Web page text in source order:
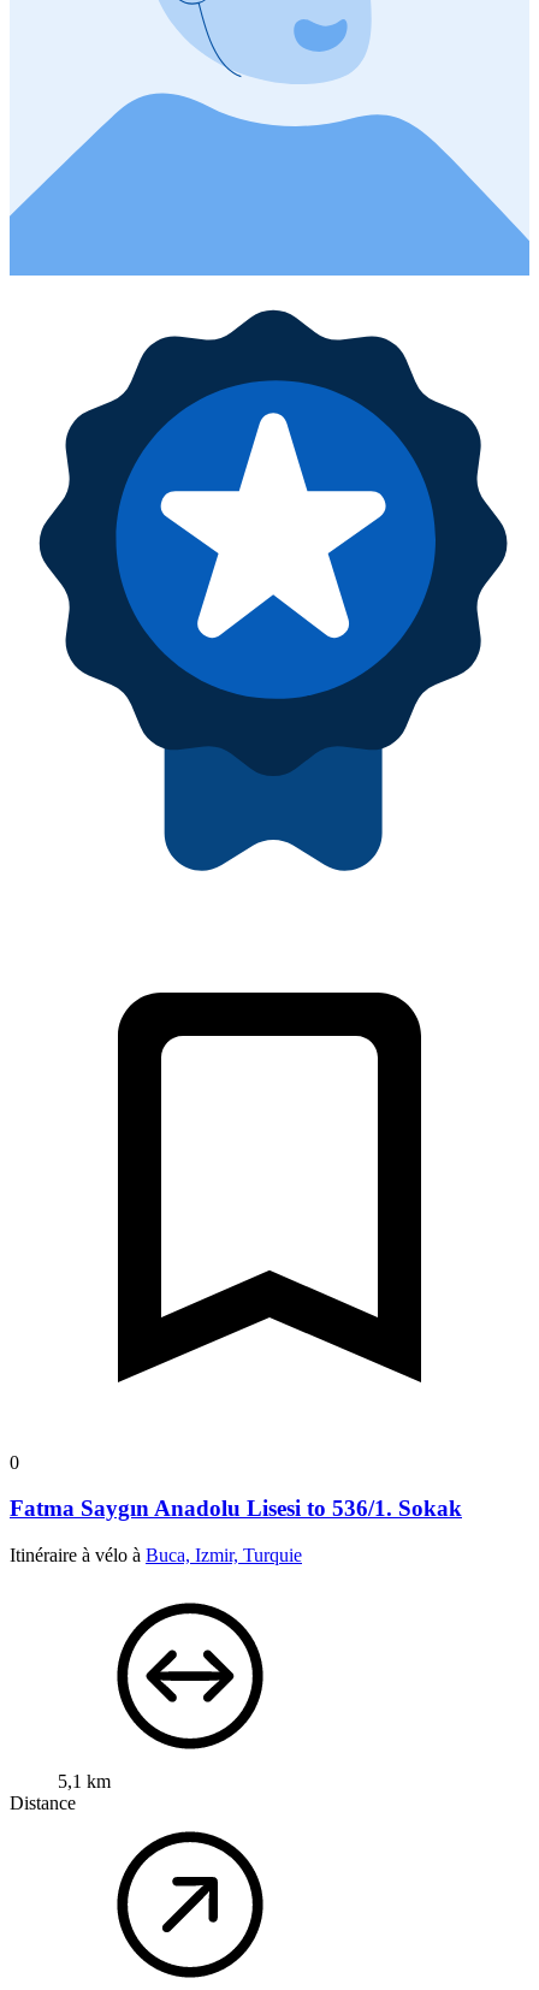
0
Fatma Saygın Anadolu Lisesi to 536/1. Sokak
Itinéraire à vélo à Buca, Izmir, Turquie
5,1 km
Distance